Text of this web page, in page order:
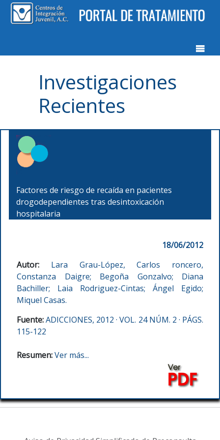
Investigaciones
Recientes
Factores de riesgo de recaída en pacientes
drogodependientes tras desintoxicación
hospitalaria
18/06/2012
Autor: Lara Grau-López, Carlos roncero,
Constanza Daigre; Begoña Gonzalvo; Diana
Bachiller; Laia Rodriguez-Cintas; Ángel Egido;
Miquel Casas.
Fuente:ADICCIONES, 2012 · VOL. 24 NÚM. 2 · PÁGS.
115-122
Resumen:Ver más...